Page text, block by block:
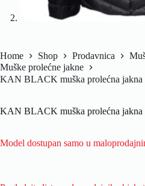
Home Shop Prodavnica
Muške prolećne jakne
KAN BLACK muška prolećna jakna
KAN BLACK muška prolećna jakna
Model dostupan samo u